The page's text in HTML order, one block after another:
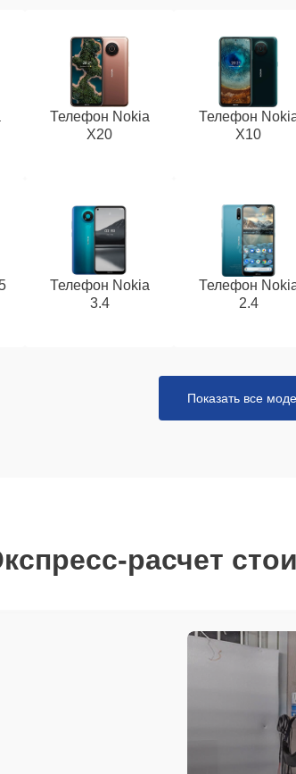
Телефон Nokia
X20
Телефон
X10
Телефон Nokia
3.4
Телефон
2.4
Показать все
расчет